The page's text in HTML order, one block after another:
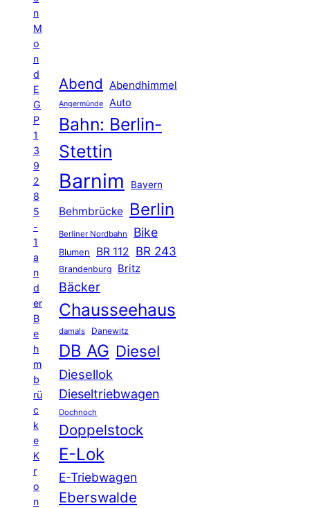
n
M
o
n
d
E
G
P
1
3
9
2
8
5
-
1
a
n
d
er
B
e
h
m
b
rü
c
k
e
K
r
o
n
Abend Abendhimmel
Angermünde Auto
Bahn: Berlin-
Stettin
Barnim Bayern
Behmbrücke Berlin
Berliner Nordbahn Bike
Blumen BR 112 BR 243
Brandenburg Britz
Bäcker
Chausseehaus
damals Danewitz
DB AG Diesel
Diesellok
Dieseltriebwagen
Dochnoch
Doppelstock
E-Lok
E-Triebwagen
Eberswalde